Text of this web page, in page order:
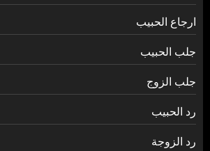
ارجاع الحبيب
جلب الحبيب
جلب الزوج
رد الحبيب
رد الزوجة